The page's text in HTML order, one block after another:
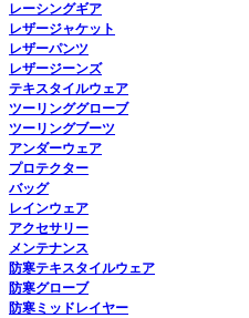
レーシングギア
レザージャケット
レザーパンツ
レザージーンズ
テキスタイルウェア
ツーリンググローブ
ツーリングブーツ
アンダーウェア
プロテクター
バッグ
レインウェア
アクセサリー
メンテナンス
防寒テキスタイルウェア
防寒グローブ
防寒ミッドレイヤー